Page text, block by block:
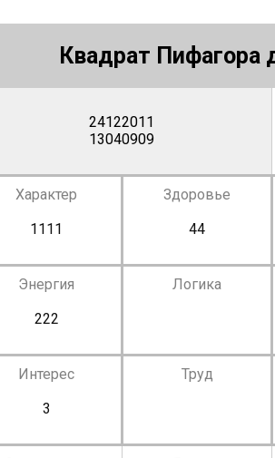
Квадрат Пифагора
24122011
13040909
Характер
1111
Здоровье
44
Энергия
222
Логика
Интерес
3
Труд